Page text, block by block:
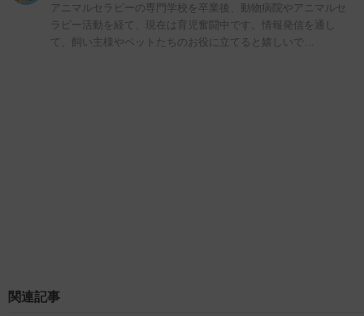
アニマルセラピーの専門学校を卒業後、動物病院やアニマルセ
ラピー活動を経て、現在は育児奮闘中です。情報発信を通し
て、飼い主様やペットたちのお役に立てると嬉しいで…
関連記事